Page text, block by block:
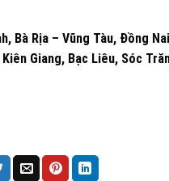
Bà Rịa – Vũng Tàu, Đồng
Giang, Bạc Liêu, Sóc